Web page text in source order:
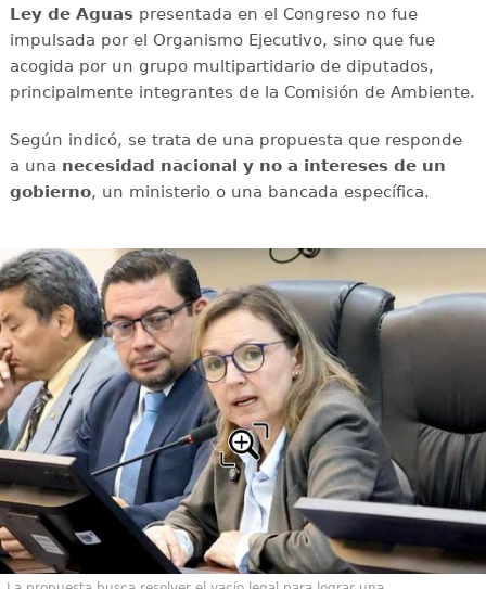
Ley de Aguaspresentada en el Congreso no fue
impulsada por el Organismo Ejecutivo, sino que fue
acogida por un grupo multipartidario de diputados,
principalmente integrantes de la Comisión de Ambiente.
Según indicó, se trata de una propuesta que responde
a una necesidad nacional y no a intereses de un
gobierno, un ministerio o una bancada específica.